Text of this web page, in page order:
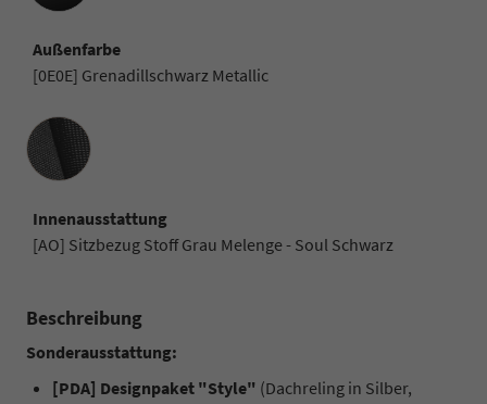
Außenfarbe
[0E0E] Grenadillschwarz Metallic
Innenausstattung
Innenausstattung
[AO] Sitzbezug Stoff Grau Melenge - Soul Schwarz
Beschreibung
Sonderausstattung:
[PDA] Designpaket "Style" (Dachreling in Silber,